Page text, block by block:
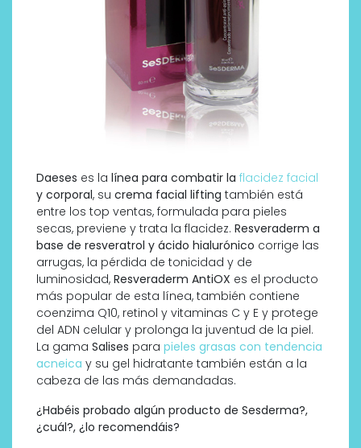
Daeses es la línea para combatir la flacidez facial
y corporal, su crema facial lifting también está
entre los top ventas, formulada para pieles
secas, previene y trata la flacidez. Resveraderm a
base de resveratrol y ácido hialurónico corrige las
arrugas, la pérdida de tonicidad y de
luminosidad, Resveraderm AntiOX es el producto
más popular de esta línea, también contiene
coenzima Q10, retinol y vitaminas C y E y protege
del ADN celular y prolonga la juventud de la piel.
La gama Salises para pieles grasas con tendencia
acneica y su gel hidratante también están a la
cabeza de las más demandadas.
¿Habéis probado algún producto de Sesderma?,
¿cuál?, ¿lo recomendáis?